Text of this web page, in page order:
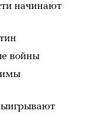
начинают
войны